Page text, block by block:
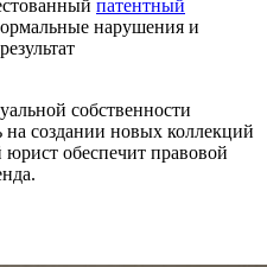
патентный
нарушения и
собственности
создании новых коллекций
обеспечит правовой